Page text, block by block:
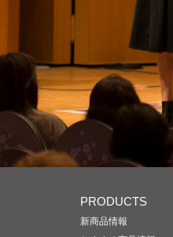
PRODUCTS
新商品情報